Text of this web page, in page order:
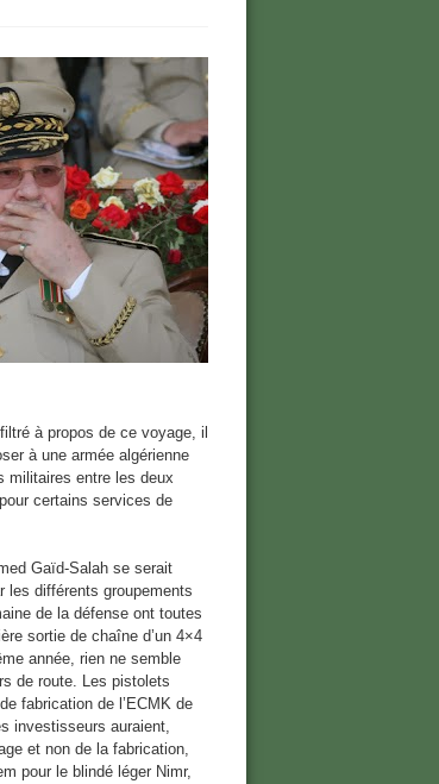
à propos de ce voyage, il
à une armée algérienne
militaires entre les deux
certains services de
Gaïd-Salah se serait
les différents groupements
de la défense ont toutes
sortie de chaîne d’un 4×4
année, rien ne semble
de route. Les pistolets
fabrication de l’ECMK de
investisseurs auraient,
et non de la fabrication,
pour le blindé léger Nimr,